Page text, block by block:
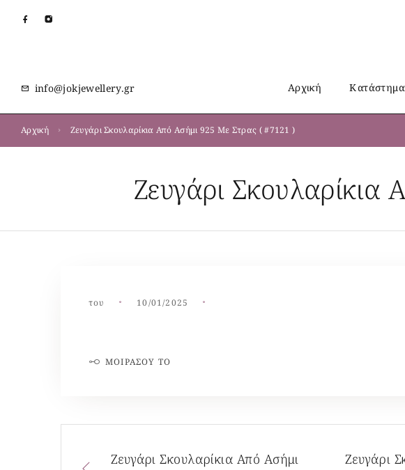
info@jokjewellery.gr Αρχική Κατάστημα
Αρχική Ζευγάρι Σκουλαρίκια Από Ασήμι 925 Με Στρας ( #7121 )
Ζευγάρι
του 10/01/2025
ΜΟΙΡΆΣΟΥ ΤΟ
Ζευγάρι Σκουλαρίκια Από Ασήμι
Ζευγάρι